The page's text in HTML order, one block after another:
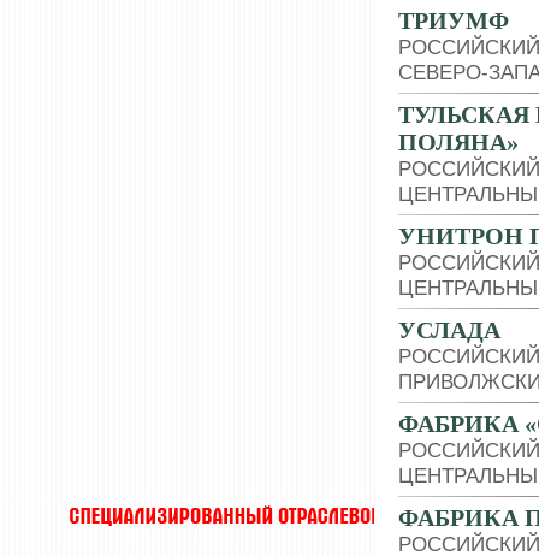
ТРИУМФ
СЕВЕРО-
ТУЛЬСКАЯ
ПОЛЯНА»
УНИТРОН
УСЛАДА
ФАБРИКА
ФАБРИКА